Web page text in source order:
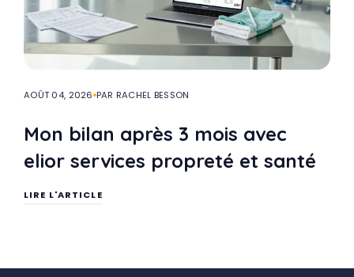
AOÛT 04, 2026 PAR RACHEL BESSON
Mon bilan après 3 mois avec
elior services propreté et santé
LIRE L'ARTICLE